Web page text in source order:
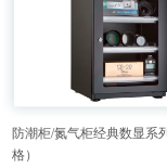
防潮柜/氮气柜经典数显系
格）